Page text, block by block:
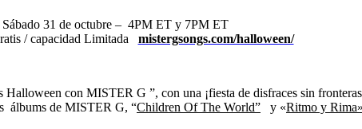
Sábado 31 de octubre – 4PM ET y 7PM ET
/ capacidad Limitada
mistergsongs.com/halloween/
con MISTER G ”, con una ¡fiesta de disfraces sin
álbums de MISTER G, “Children Of The World” y «Ritmo y Rima»